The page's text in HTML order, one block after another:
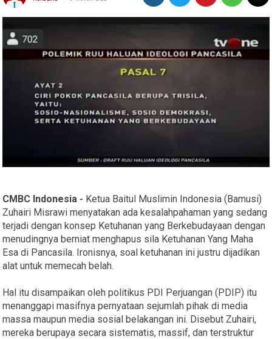
CMBC Indonesia - Ketua Baitul Muslimin Indonesia (Bamusi)
Zuhairi Misrawi menyatakan ada kesalahpahaman yang sedang
terjadi dengan konsep Ketuhanan yang Berkebudayaan dengan
menudingnya berniat menghapus sila Ketuhanan Yang Maha
Esa di Pancasila. Ironisnya, soal ketuhanan ini justru dijadikan
alat untuk memecah belah.
Hal itu disampaikan oleh politikus PDI Perjuangan (PDIP) itu
menanggapi masifnya pernyataan sejumlah pihak di media
massa maupun media sosial belakangan ini. Disebut Zuhairi,
mereka berupaya secara sistematis, massif, dan terstruktur